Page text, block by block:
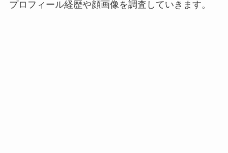
プロフィール経歴や顔画像を調査していきます。